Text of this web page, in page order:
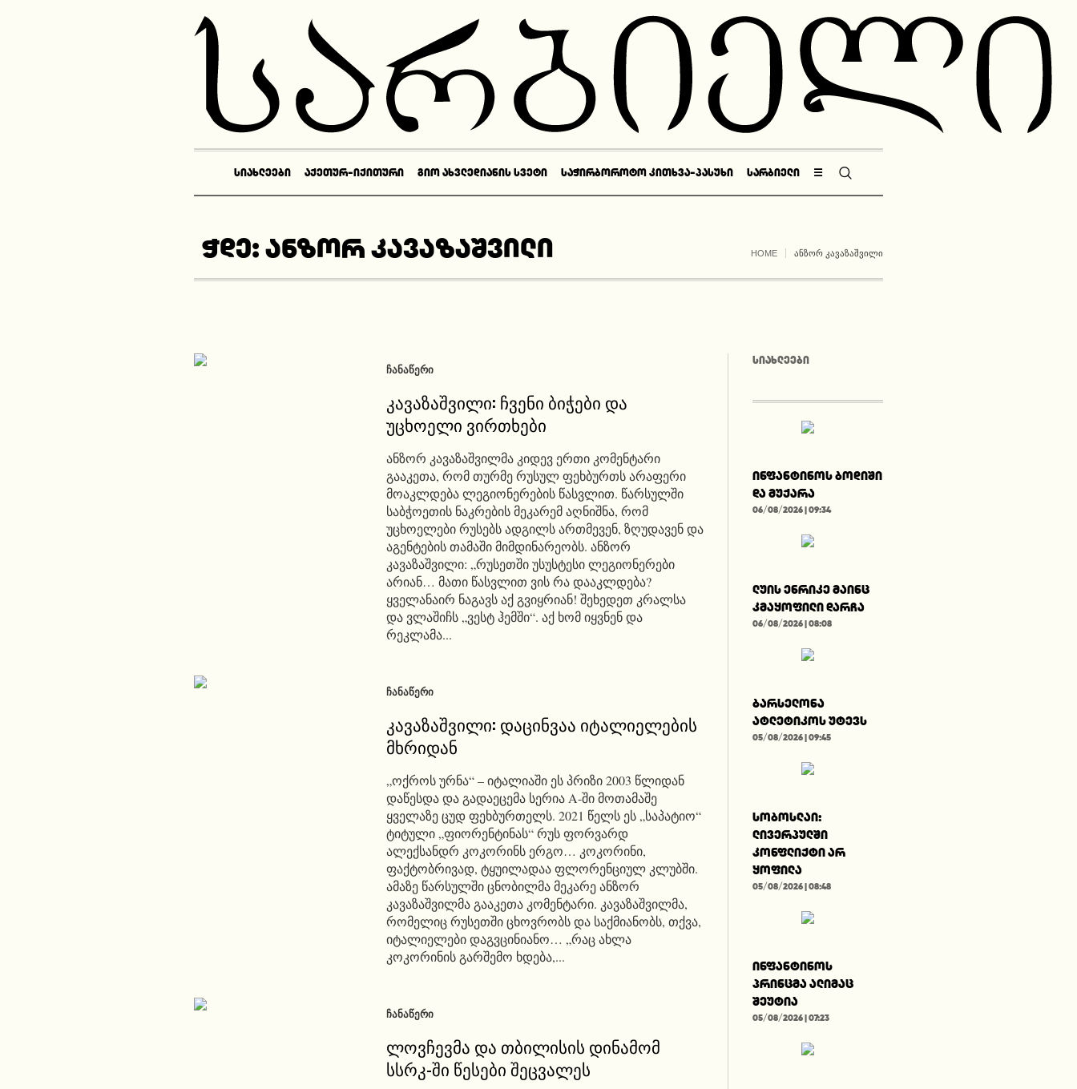
ᲡᲘᲐᲮᲚᲔᲔᲑᲘ ᲐᲥᲔᲗᲣᲠ-ᲘᲥᲘᲗᲣᲠᲘ ᲒᲘᲝ ᲐᲮᲕᲚᲔᲓᲘᲐᲜᲘᲡ ᲡᲕᲔᲢᲘ ᲡᲐᲭᲘᲠᲑᲝᲠᲝᲢᲝ ᲙᲘᲗᲮᲕᲐ-ᲞᲐᲡᲣᲮᲘ ᲡᲐᲠᲑᲘᲔᲚᲘ ☰
ჭდე:ანზორ კავაზაშვილი HOME ᲐᲜᲖᲝᲠ ᲙᲐᲕᲐᲖᲐᲨᲕᲘᲚᲘ
ᲩᲐᲜᲐᲬᲔᲠᲘ
კავაზაშვილი: ჩვენი ბიჭები და
უცხოელი ვირთხები
ანზორ კავაზაშვილმა კიდევ ერთი კომენტარი
გააკეთა, რომ თურმე რუსულ ფეხბურთს არაფერი
მოაკლდება ლეგიონერების წასვლით. წარსულში
საბჭოეთის ნაკრების მეკარემ აღნიშნა, რომ
უცხოელები რუსებს ადგილს ართმევენ, ზღუდავენ და
აგენტების თამაში მიმდინარეობს. ანზორ
კავაზაშვილი: „რუსეთში უსუსტესი ლეგიონერები
არიან… მათი წასვლით ვის რა დააკლდება?
ყველანაირ ნაგავს აქ გვიყრიან! შეხედეთ კრალსა
და ვლაშიჩს „ვესტ ჰემში“. აქ ხომ იყვნენ და
რეკლამა...
ᲩᲐᲜᲐᲬᲔᲠᲘ
კავაზაშვილი: დაცინვაა იტალიელების
მხრიდან
„ოქროს ურნა“ – იტალიაში ეს პრიზი 2003 წლიდან
დაწესდა და გადაეცემა სერია A-ში მოთამაშე
ყველაზე ცუდ ფეხბურთელს. 2021 წელს ეს „საპატიო“
ტიტული „ფიორენტინას“ რუს ფორვარდ
ალექსანდრ კოკორინს ერგო… კოკორინი,
ფაქტობრივად, ტყუილადაა ფლორენციულ კლუბში.
ამაზე წარსულში ცნობილმა მეკარე ანზორ
კავაზაშვილმა გააკეთა კომენტარი. კავაზაშვილმა,
რომელიც რუსეთში ცხოვრობს და საქმიანობს, თქვა,
იტალიელები დაგვცინიანო… „რაც ახლა
კოკორინის გარშემო ხდება,...
ᲩᲐᲜᲐᲬᲔᲠᲘ
ლოვჩევმა და თბილისის დინამომ
სსრკ-ში წესები შეცვალეს
ᲡᲘᲐᲮᲚᲔᲔᲑᲘ
ინფანტინოს ბოდიში
და მუქარა
06/08/2026 | 09:34
ლუის ენრიკე მაინც
კმაყოფილი დარჩა
06/08/2026 | 08:08
ბარსელონა
ატლეტიკოს უტევს
05/08/2026 | 09:45
სობოსლაი:
ლივერპულში
კონფლიქტი არ
ყოფილა
05/08/2026 | 08:48
ინფანტინოს
პრინცმა ალიმაც
შეუტია
05/08/2026 | 07:23